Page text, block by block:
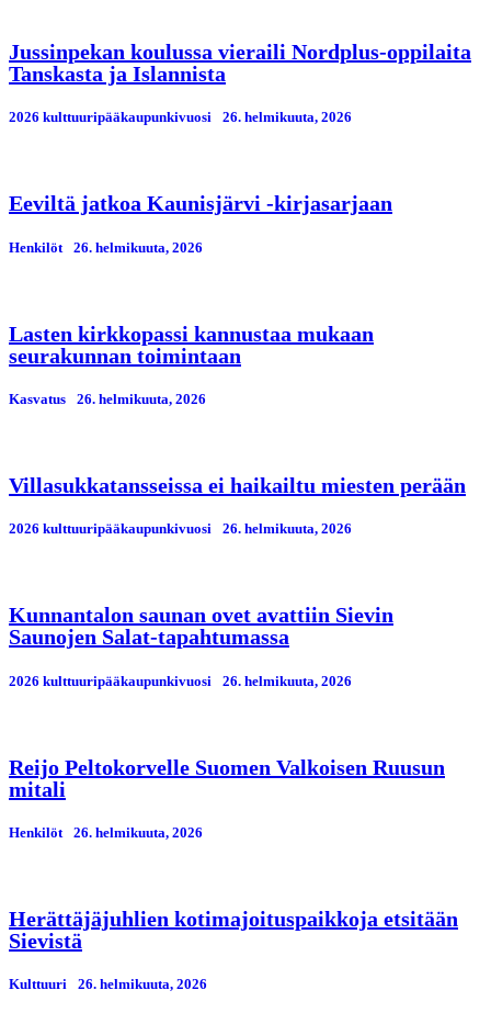
Jussinpekan koulussa vieraili Nordplus-oppilaita
Tanskasta ja Islannista
2026 kulttuuripääkaupunkivuosi 26. helmikuuta, 2026
Eeviltä jatkoa Kaunisjärvi -kirjasarjaan
Henkilöt 26. helmikuuta, 2026
Lasten kirkkopassi kannustaa mukaan
seurakunnan toimintaan
Kasvatus 26. helmikuuta, 2026
Villasukkatansseissa ei haikailtu miesten perään
2026 kulttuuripääkaupunkivuosi 26. helmikuuta, 2026
Kunnantalon saunan ovet avattiin Sievin
Saunojen Salat-tapahtumassa
2026 kulttuuripääkaupunkivuosi 26. helmikuuta, 2026
Reijo Peltokorvelle Suomen Valkoisen Ruusun
mitali
Henkilöt 26. helmikuuta, 2026
Herättäjäjuhlien kotimajoituspaikkoja etsitään
Sievistä
Kulttuuri 26. helmikuuta, 2026